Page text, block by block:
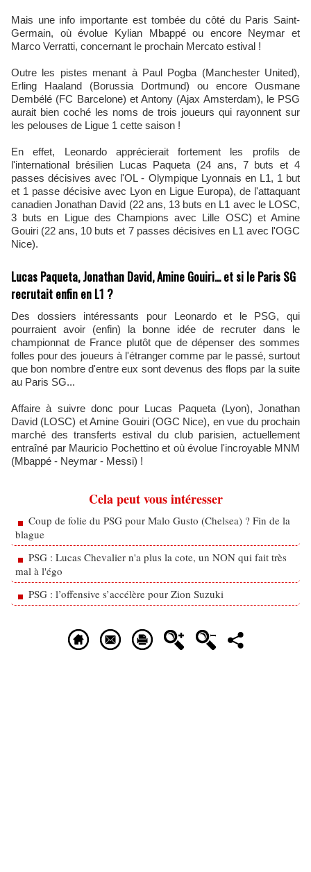
Mais une info importante est tombée du côté du Paris Saint-
Germain, où évolue Kylian Mbappé ou encore Neymar et
Marco Verratti, concernant le prochain Mercato estival !
Outre les pistes menant à Paul Pogba (Manchester United),
Erling Haaland (Borussia Dortmund) ou encore Ousmane
Dembélé (FC Barcelone) et Antony (Ajax Amsterdam), le PSG
aurait bien coché les noms de trois joueurs qui rayonnent sur
les pelouses de Ligue 1 cette saison !
En effet, Leonardo apprécierait fortement les profils de
l'international brésilien Lucas Paqueta (24 ans, 7 buts et 4
passes décisives avec l'OL - Olympique Lyonnais en L1, 1 but
et 1 passe décisive avec Lyon en Ligue Europa), de l'attaquant
canadien Jonathan David (22 ans, 13 buts en L1 avec le LOSC,
3 buts en Ligue des Champions avec Lille OSC) et Amine
Gouiri (22 ans, 10 buts et 7 passes décisives en L1 avec l'OGC
Nice).
Lucas Paqueta, Jonathan David, Amine Gouiri... et si le Paris SG
recrutait enfin en L1 ?
Des dossiers intéressants pour Leonardo et le PSG, qui
pourraient avoir (enfin) la bonne idée de recruter dans le
championnat de France plutôt que de dépenser des sommes
folles pour des joueurs à l'étranger comme par le passé, surtout
que bon nombre d'entre eux sont devenus des flops par la suite
au Paris SG...
Affaire à suivre donc pour Lucas Paqueta (Lyon), Jonathan
David (LOSC) et Amine Gouiri (OGC Nice), en vue du prochain
marché des transferts estival du club parisien, actuellement
entraîné par Mauricio Pochettino et où évolue l'incroyable MNM
(Mbappé - Neymar - Messi) !
Cela peut vous intéresser
Coup de folie du PSG pour Malo Gusto (Chelsea) ? Fin de la
blague
PSG : Lucas Chevalier n'a plus la cote, un NON qui fait très
mal à l'égo
PSG : l’offensive s’accélère pour Zion Suzuki